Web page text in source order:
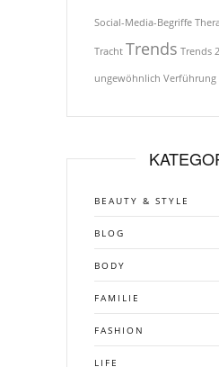
Social-Media-Begriffe
Tracht Trends Trends
ungewöhnlich Verführung
BEAUTY & STYLE
BLOG
BODY
FAMILIE
FASHION
LIFE